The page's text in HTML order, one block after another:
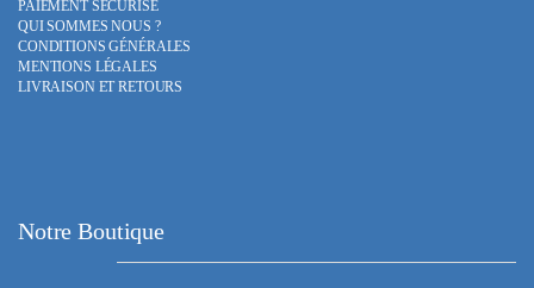
PAIEMENT SECURISÉ
QUI SOMMES NOUS ?
CONDITIONS GÉNÉRALES
MENTIONS LÉGALES
LIVRAISON ET RETOURS
Notre Boutique